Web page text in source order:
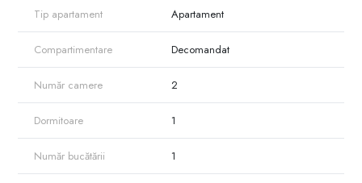
este libera si se preda imediat dupa semnare.
Tip apartament Apartament
Compartimentare Decomandat
Număr camere 2
Dormitoare 1
Număr bucătării 1